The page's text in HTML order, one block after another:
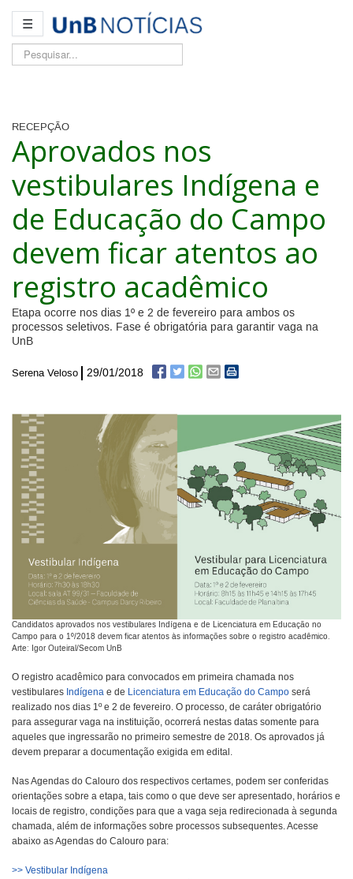
☰
Pesquisar...
RECEPÇÃO
Aprovados nos
vestibulares Indígena e
de Educação do Campo
devem ficar atentos ao
registro acadêmico
Etapa ocorre nos dias 1º e 2 de fevereiro para ambos os
processos seletivos. Fase é obrigatória para garantir vaga na
UnB
Serena Veloso 29/01/2018
Candidatos aprovados nos vestibulares Indígena e de Licenciatura em Educação no
Campo para o 1º/2018 devem ficar atentos às informações sobre o registro acadêmico.
Arte: Igor Outeiral/Secom UnB
O registro acadêmico para convocados em primeira chamada nos
vestibulares Indígena e de Licenciatura em Educação do Campo será
realizado nos dias 1º e 2 de fevereiro. O processo, de caráter obrigatório
para assegurar vaga na instituição, ocorrerá nestas datas somente para
aqueles que ingressarão no primeiro semestre de 2018. Os aprovados já
devem preparar a documentação exigida em edital.
Nas Agendas do Calouro dos respectivos certames, podem ser conferidas
orientações sobre a etapa, tais como o que deve ser apresentado, horários e
locais de registro, condições para que a vaga seja redirecionada à segunda
chamada, além de informações sobre processos subsequentes. Acesse
abaixo as Agendas do Calouro para:
>> Vestibular Indígena